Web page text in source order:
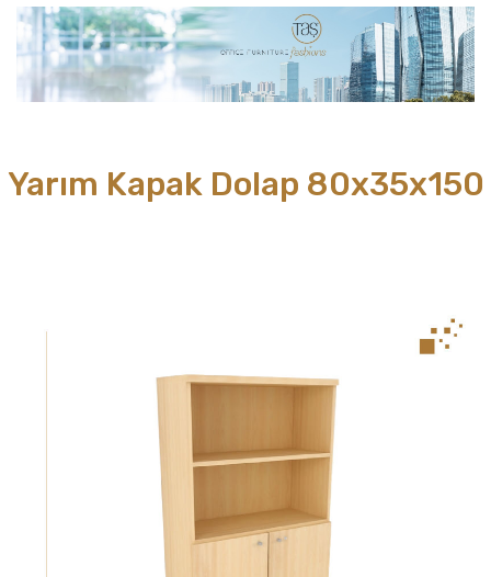
Yarım Kapak Dolap 80x35x150